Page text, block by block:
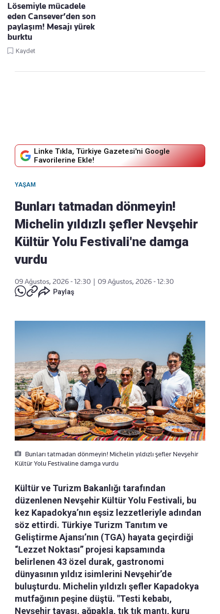
Lösemiyle mücadele
eden Cansever’den son
paylaşım! Mesajı yürek
burktu
Kaydet
Linke Tıkla, Türkiye Gazetesi'ni Google
Favorilerine Ekle!
YAŞAM
Bunları tatmadan dönmeyin!
Michelin yıldızlı şefler Nevşehir
Kültür Yolu Festivali'ne damga
vurdu
09 Ağustos, 2026 - 12:30
09 Ağustos, 2026 - 12:30
Paylaş
Bunları tatmadan dönmeyin! Michelin yıldızlı şefler Nevşehir
Kültür Yolu Festivaline damga vurdu
Kültür ve Turizm Bakanlığı tarafından
düzenlenen Nevşehir Kültür Yolu Festivali, bu
kez Kapadokya’nın eşsiz lezzetleriyle adından
söz ettirdi. Türkiye Turizm Tanıtım ve
Geliştirme Ajansı’nın (TGA) hayata geçirdiği
“Lezzet Noktası” projesi kapsamında
belirlenen 43 özel durak, gastronomi
dünyasının yıldız isimlerini Nevşehir’de
buluşturdu. Michelin yıldızlı şefler Kapadokya
mutfağının peşine düştü. "Testi kebabı,
Nevşehir tavası, ağpakla, tık tık mantı, kuru